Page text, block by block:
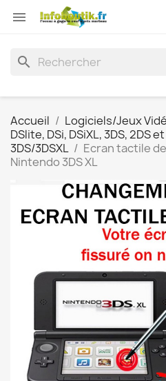

search
Accueil Logiciels/Jeux
DSlite, DSi, DSiXL, 3DS, 2DS
3DS/3DSXL
Ecran tactile
Nintendo 3DS XL